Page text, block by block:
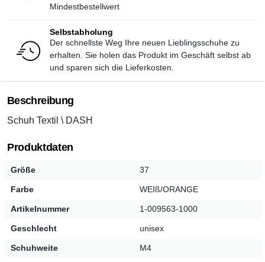
Mindestbestellwert
Selbstabholung
Der schnellste Weg Ihre neuen Lieblingsschuhe zu
erhalten. Sie holen das Produkt im Geschäft selbst ab
und sparen sich die Lieferkosten.
Beschreibung
Schuh Textil \ DASH
Produktdaten
Größe 37
Farbe WEIß/ORANGE
Artikelnummer 1-009563-1000
Geschlecht unisex
Schuhweite M4